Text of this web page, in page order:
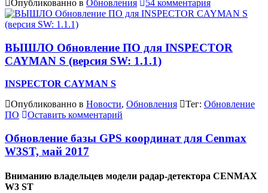
Опубликованно в Обновления 54 комментария
ВЫШЛО Обновление ПО для INSPECTOR
CAYMAN S (версия SW: 1.1.1)
INSPECTOR CAYMAN S
Опубликованно в Новости, Обновления Тег: Обновление
ПО
Оставить комментарий
Обновление базы GPS координат для Cenmax
W3ST, май 2017
Вниманию владельцев модели радар-детектора CENMAX
W3 ST